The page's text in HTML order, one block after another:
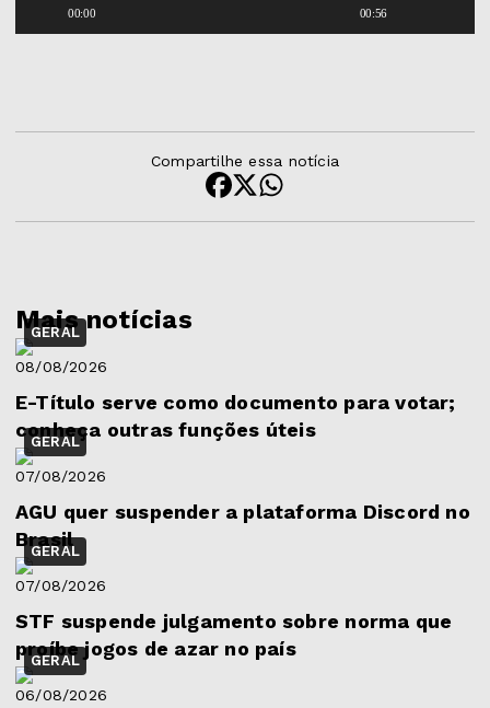
00:00 00:56
Compartilhe essa notícia
Mais notícias
GERAL
08/08/2026
E-Título serve como documento para votar;
conheça outras funções úteis
GERAL
07/08/2026
AGU quer suspender a plataforma Discord no
Brasil
GERAL
07/08/2026
STF suspende julgamento sobre norma que
proíbe jogos de azar no país
GERAL
06/08/2026